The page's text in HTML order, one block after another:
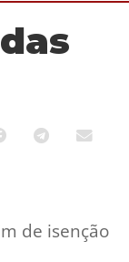
de isenção